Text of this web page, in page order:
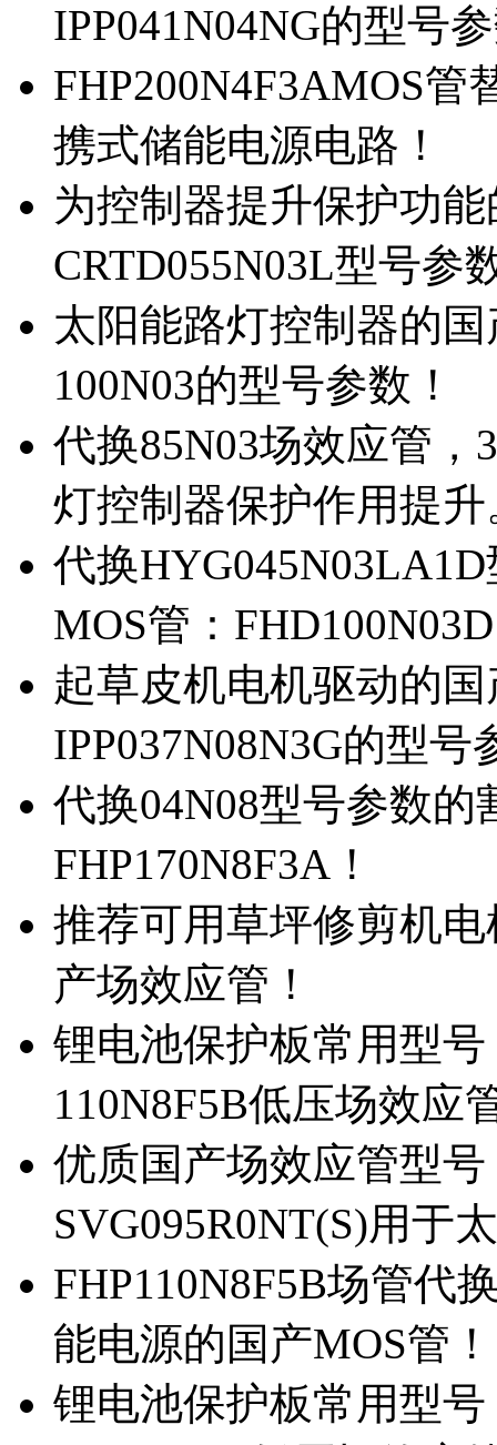
IPP041N04NG的型号
FHP200N4F3AMOS管
携式储能电源电路！
为控制器提升保护功
CRTD055N03L型号参
太阳能路灯控制器的
100N03的型号参数！
代换85N03场效应管
灯控制器保护作用提升
代换
MOS管：
起草皮机电机驱动的
IPP037N08N3G的型号
代换04N08型号参数
FHP170N8F3A！
推荐可用草坪修剪机电
产场效应管！
锂电池保护板常用型号
110N8F5B低压场效应
优质国产场效应管型
SVG095R0NT(S)用于
FHP110N8F5B场管代
能电源的国产MOS管！
锂电池保护板常用型